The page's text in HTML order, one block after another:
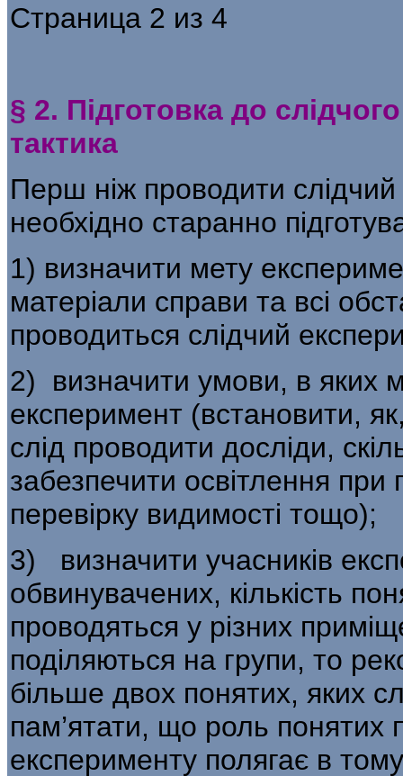
Страница 2 из 4
§ 2. Підготовка до
тактика
Перш ніж проводити
необхідно старанно
1) визначити мету
матеріали спра­ви та всі
проводиться слідчий
2) визначити умови, в яких
експери­мент (встановити,
слід проводити досліди,
забезпечити освітлення
перевірку видимості тощо);
3) визначити учасників
обвинувачених, кількість
проводяться у різних
поділяються на групи, то
більше двох понятих, яких
пам’ятати, що роль понятих
експерименту полягає в